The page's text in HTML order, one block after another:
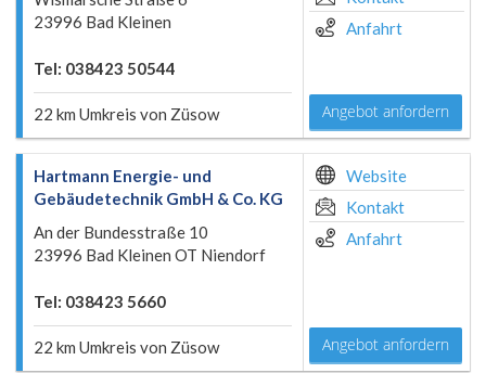
23996 Bad Kleinen
Tel: 038423 50544
22 km Umkreis von Züsow
Anfahrt
Angebot anfordern
Hartmann Energie- und
Gebäudetechnik GmbH & Co. KG
An der Bundesstraße 10
23996 Bad Kleinen OT Niendorf
Tel: 038423 5660
22 km Umkreis von Züsow
Website
Kontakt
Anfahrt
Angebot anfordern